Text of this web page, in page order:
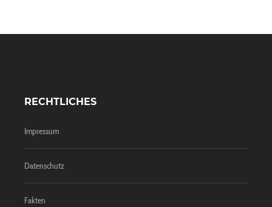
RECHTLICHES
Impressum
Datenschutz
Fakten